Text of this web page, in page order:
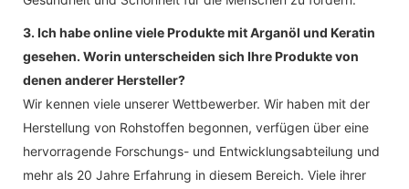
3. Ich habe online viele Produkte mit Arganöl und Keratin
gesehen. Worin unterscheiden sich Ihre Produkte von
denen anderer Hersteller?
Wir kennen viele unserer Wettbewerber. Wir haben mit der
Herstellung von Rohstoffen begonnen, verfügen über eine
hervorragende Forschungs- und Entwicklungsabteilung und
mehr als 20 Jahre Erfahrung in diesem Bereich. Viele ihrer